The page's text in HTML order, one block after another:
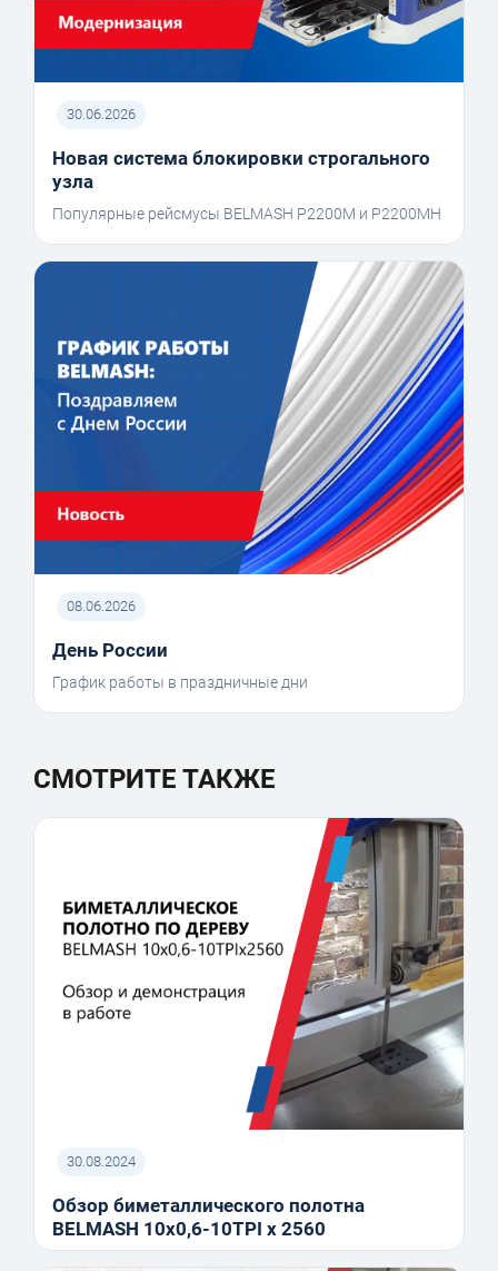
30.06.2026
Новая система блокировки строгального
узла
Популярные рейсмусы BELMASH P2200M и P2200MH
08.06.2026
День России
График работы в праздничные дни
СМОТРИТЕ ТАКЖЕ
30.08.2024
Обзор биметаллического полотна
BELMASH 10x0,6-10TPI x 2560